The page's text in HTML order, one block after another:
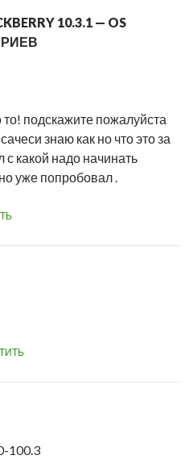
10.3.1 — OS
то! подскажите пожалуйста
знаю как но что это за
какой надо начинать
уже попробовал .
100.3